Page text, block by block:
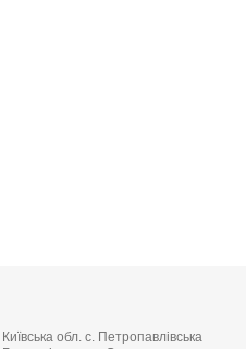
Київська обл. с. Петропавлівська